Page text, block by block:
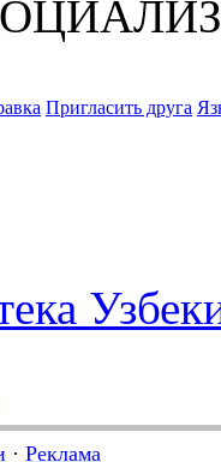
Пригласить друга
· Реклама